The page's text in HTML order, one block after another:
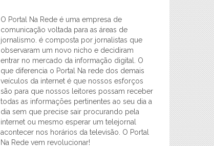
O Portal Na Rede é uma empresa de
comunicação voltada para as áreas de
jornalismo. é composta por jornalistas que
observaram um novo nicho e decidiram
entrar no mercado da informação digital. O
que diferencia o Portal Na rede dos demais
veículos da internet é que nossos esforços
são para que nossos leitores possam receber
todas as informações pertinentes ao seu dia a
dia sem que precise sair procurando pela
internet ou mesmo esperar um telejornal
acontecer nos horários da televisão. O Portal
Na Rede vem revolucionar!